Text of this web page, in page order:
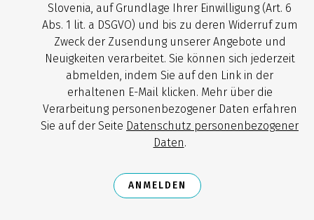
Slovenia, auf Grundlage Ihrer Einwilligung (Art. 6
Abs. 1 lit. a DSGVO) und bis zu deren Widerruf zum
Zweck der Zusendung unserer Angebote und
Neuigkeiten verarbeitet. Sie können sich jederzeit
abmelden, indem Sie auf den Link in der
erhaltenen E-Mail klicken. Mehr über die
Verarbeitung personenbezogener Daten erfahren
Sie auf der Seite Datenschutz personenbezogener
Daten.
ANMELDEN